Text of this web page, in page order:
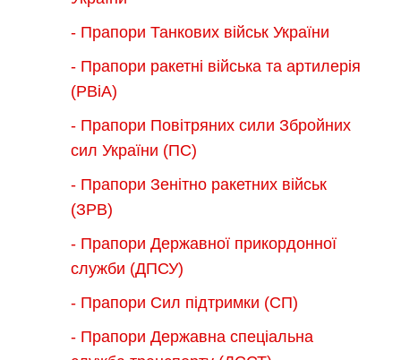
- Прапори Танкових військ України
- Прапори ракетні війська та артилерія
(РВіА)
- Прапори Повітряних сили Збройних
сил України (ПС)
- Прапори Зенітно ракетних військ
(ЗРВ)
- Прапори Державної прикордонної
служби (ДПСУ)
- Прапори Сил підтримки (СП)
- Прапори Державна спеціальна